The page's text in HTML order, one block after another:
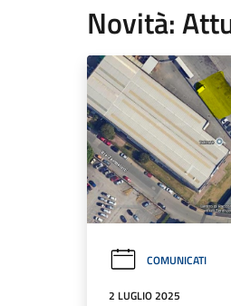
Novità:
COMUNICATI
2 LUGLIO 2025